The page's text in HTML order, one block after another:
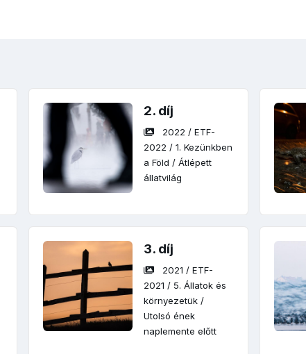
2. díj
2022 /ETF-
2022 /1. Kezünkben
a Föld /Átlépett
állatvilág
3. díj
2021 /ETF-
2021 / 5. Állatok és
környezetük /
Utolsó ének
naplemente előtt